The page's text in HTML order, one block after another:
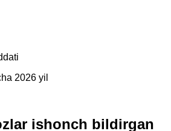
2026 yil
ishonch bildirgan